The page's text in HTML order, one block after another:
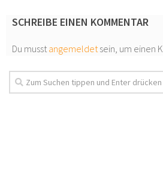
SCHREIBE EINEN KOMMENTAR
Du musstangemeldetsein, um einen